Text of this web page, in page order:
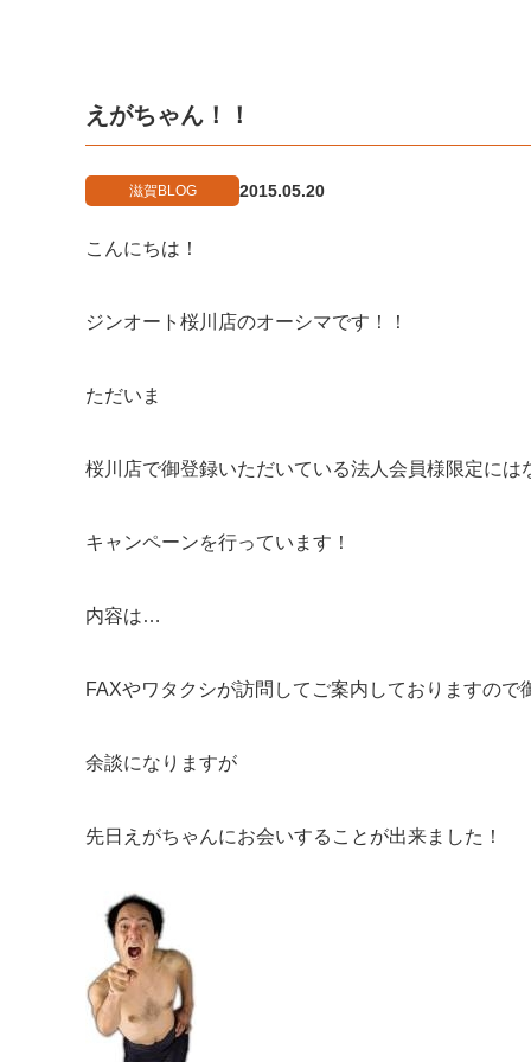
えがちゃん！！
滋賀BLOG 2015.05.20
こんにちは！
ジンオート桜川店のオーシマです！！
ただいま
桜川店で御登録いただいている法人会員様限定には
キャンペーンを行っています！
内容は…
FAXやワタクシが訪問してご案内しておりますので
余談になりますが
先日えがちゃんにお会いすることが出来ました！